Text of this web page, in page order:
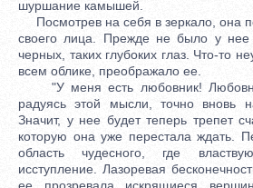
шуршание камышей.
Посмотрев на себя в зеркало, она
своего лица. Прежде не было у нее
черных, таких глубоких глаз. Что-то
всем облике, преображало ее.
"У меня есть любовник!
радуясь этой мысли, точно вновь
Значит, у нее будет теперь трепет
которую она уже перестала ждать.
область чудесного, где
исступление. Лазоревая
ее прозревала искрящиеся